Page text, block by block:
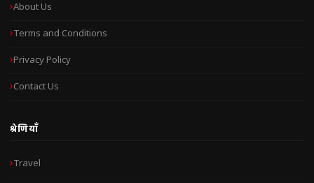
About Us
Terms and Conditions
Privacy Policy
Contact Us
श्रेणियाँ
Travel